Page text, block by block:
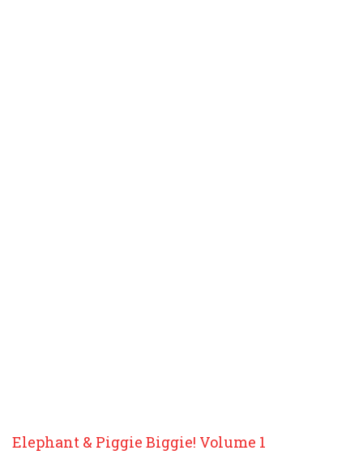
Elephant & Piggie Biggie! Volume 1